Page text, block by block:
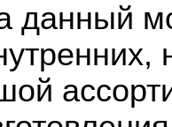
данный